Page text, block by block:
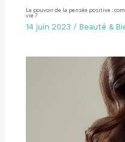
Le pouvoir de la pensée positive :
vie ?
14 juin 2023 / Beauté &